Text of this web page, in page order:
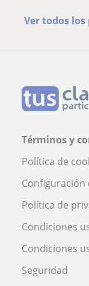
Ver todos
Términos y
Política de
Configuración
Política de
Condiciones
Condiciones
Seguridad